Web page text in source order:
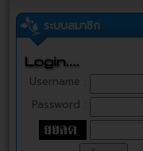
ระบบสมาชิก
Username :
Password :